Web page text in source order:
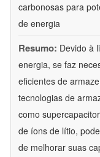
carbonosas para
de energia
Resumo: Devido à
energia, se faz
eficientes de
tecnologias de
como
de íons de lítio,
de melhorar suas